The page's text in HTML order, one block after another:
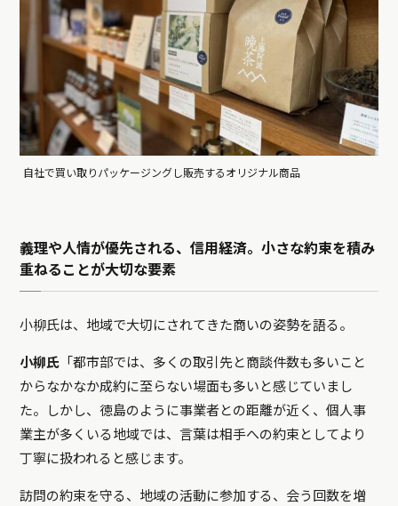
自社で買い取りパッケージングし販売するオリジナル商品
義理や人情が優先される、信用経済。小さな約束を積み
重ねることが大切な要素
小柳氏は、地域で大切にされてきた商いの姿勢を語る。
小柳氏 「都市部では、多くの取引先と商談件数も多いこと
からなかなか成約に至らない場面も多いと感じていまし
た。しかし、徳島のように事業者との距離が近く、個人事
業主が多くいる地域では、言葉は相手への約束としてより
丁寧に扱われると感じます。
訪問の約束を守る、地域の活動に参加する、会う回数を増